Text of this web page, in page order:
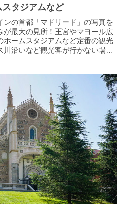
タジアムなど
ンの首都「マドリード」の写真を
が最大の見所！王宮やマヨール広
ホームスタジアムなど定番の観光
川沿いなど観光客が行かない場所